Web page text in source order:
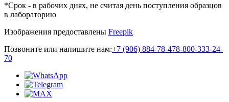
*Срок - в рабочих днях, не считая день поступления образцов
в лабораторию
Изображения предоставлены Freepik
Позвоните или напишите нам:+7 (906) 884-78-478-800-333-24-
70